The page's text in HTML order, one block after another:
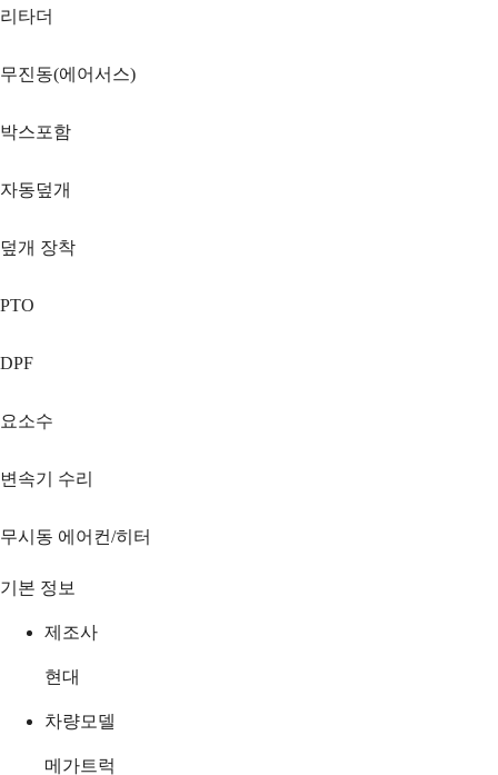
리타더
무진동(에어서스)
박스포함
자동덮개
덮개 장착
PTO
DPF
요소수
변속기 수리
무시동 에어컨/히터
기본 정보
제조사
현대
차량모델
메가트럭